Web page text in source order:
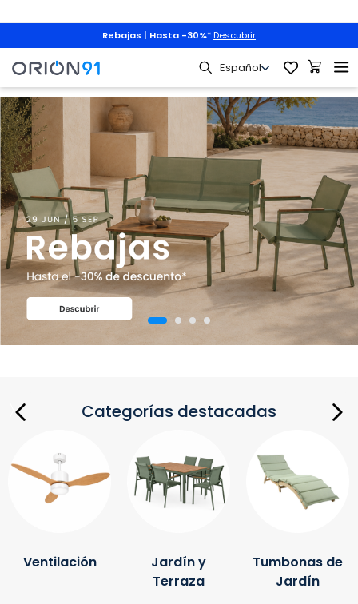
Rebajas | Hasta -30%* Descubrir
Categorías destacadas
Ventilación
Jardín y
Terraza
Tumbonas de
Jardín